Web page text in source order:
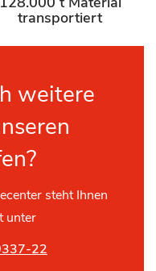
transportiert
weitere
steht Ihnen
unter
22